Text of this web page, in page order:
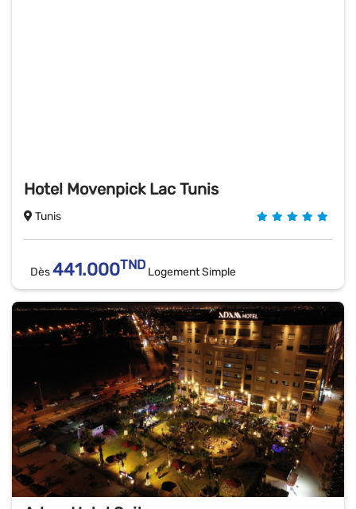
Hotel Movenpick Lac Tunis
Tunis
Dès441.000TND Logement Simple